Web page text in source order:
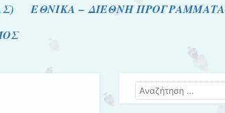
ΕΘΝΙΚΑ – ΔΙΕΘΝΗ ΠΡΟΓΡΑΜΜΑΤΑ
Αναζήτηση